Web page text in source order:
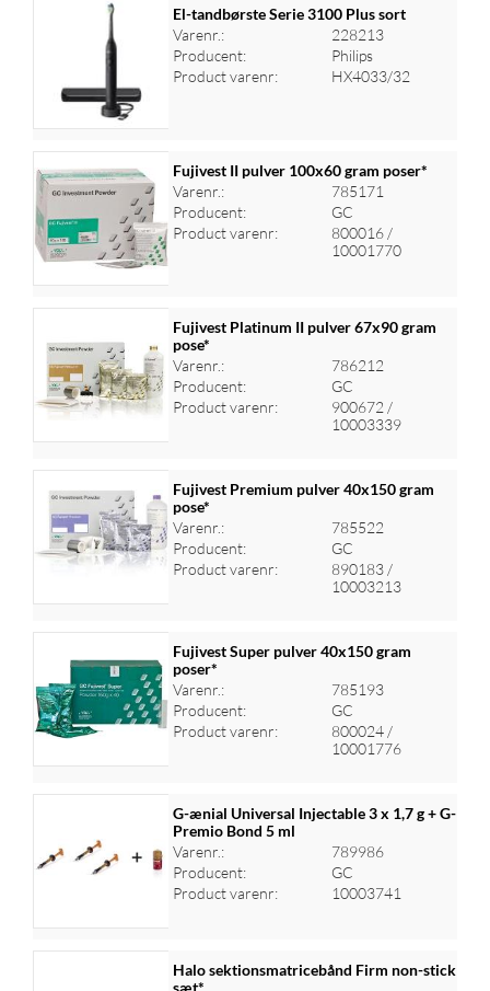
Log ind for at se priser
El-tandbørste Serie 3100 Plus sort
Varenr.:
228213
Producent:
Philips
Product varenr:
HX4033/32
Log ind for at se priser
Fujivest II pulver 100x60 gram poser*
Varenr.:
785171
Producent:
GC
Product varenr:
800016 /
10001770
Log ind for at se priser
Fujivest Platinum II pulver 67x90 gram
pose*
Varenr.:
786212
Producent:
GC
Product varenr:
900672 /
10003339
Log ind for at se priser
Fujivest Premium pulver 40x150 gram
pose*
Varenr.:
785522
Producent:
GC
Product varenr:
890183 /
10003213
Log ind for at se priser
Fujivest Super pulver 40x150 gram
poser*
Varenr.:
785193
Producent:
GC
Product varenr:
800024 /
10001776
Log ind for at se priser
G-ænial Universal Injectable 3 x 1,7 g + G-
Premio Bond 5 ml
Varenr.:
789986
Producent:
GC
Product varenr:
10003741
Halo sektionsmatricebånd Firm non-stick
sæt*